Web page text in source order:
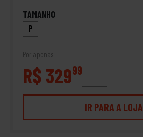
TAMANHO
P
Por apenas
R$ 32999
IR PARA A LOJA